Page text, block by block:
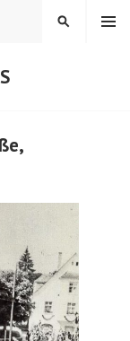
MENÜ
SUCHEN